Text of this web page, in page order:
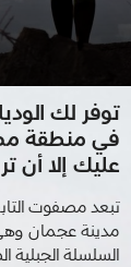
توفر لك
في منطقة
عليك إلا أن
تبعد مصفوت
مدينة عجمان
السلسلة